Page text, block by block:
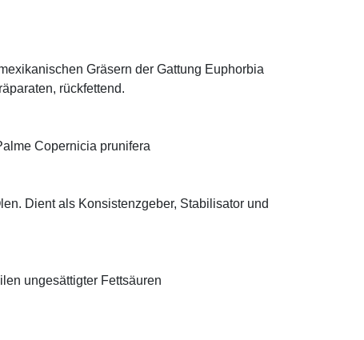
Gräsern der Gattung Euphorbia
rückfettend.
Copernicia prunifera
Dient als Konsistenzgeber, Stabilisator und
ungesättigter Fettsäuren